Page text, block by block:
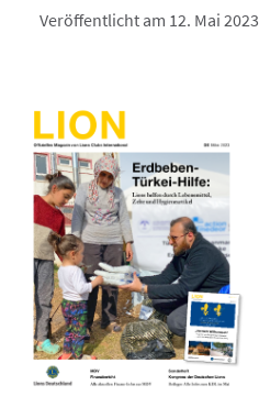
Veröffentlicht am 12. Mai 2023